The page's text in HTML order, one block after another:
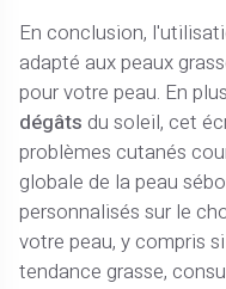
En conclusion,
adapté aux peaux
pour votre peau. En
dégâts du soleil, cet
problèmes cutanés
globale de la peau
personnalisés sur le
votre peau, y compris
tendance grasse,